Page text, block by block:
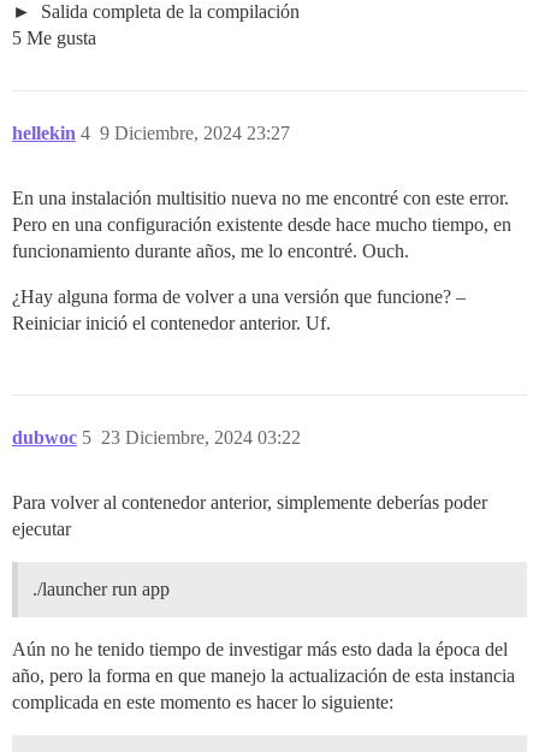
Salida completa de la compilación
5 Me gusta
hellekin 9 Diciembre, 2024 23:27
4
En una instalación multisitio nueva no me encontré con este error.
Pero en una configuración existente desde hace mucho tiempo, en
funcionamiento durante años, me lo encontré. Ouch.
¿Hay alguna forma de volver a una versión que funcione? –
Reiniciar inició el contenedor anterior. Uf.
dubwoc 23 Diciembre, 2024 03:22
5
Para volver al contenedor anterior, simplemente deberías poder
ejecutar
./launcher run app
Aún no he tenido tiempo de investigar más esto dada la época del
año, pero la forma en que manejo la actualización de esta instancia
complicada en este momento es hacer lo siguiente: